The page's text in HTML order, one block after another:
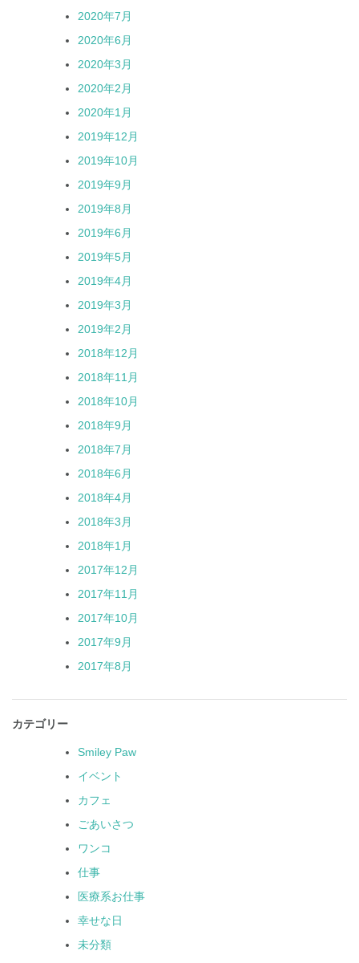
2020年7月
2020年6月
2020年3月
2020年2月
2020年1月
2019年12月
2019年10月
2019年9月
2019年8月
2019年6月
2019年5月
2019年4月
2019年3月
2019年2月
2018年12月
2018年11月
2018年10月
2018年9月
2018年7月
2018年6月
2018年4月
2018年3月
2018年1月
2017年12月
2017年11月
2017年10月
2017年9月
2017年8月
カテゴリー
Smiley Paw
イベント
カフェ
ごあいさつ
ワンコ
仕事
医療系お仕事
幸せな日
未分類